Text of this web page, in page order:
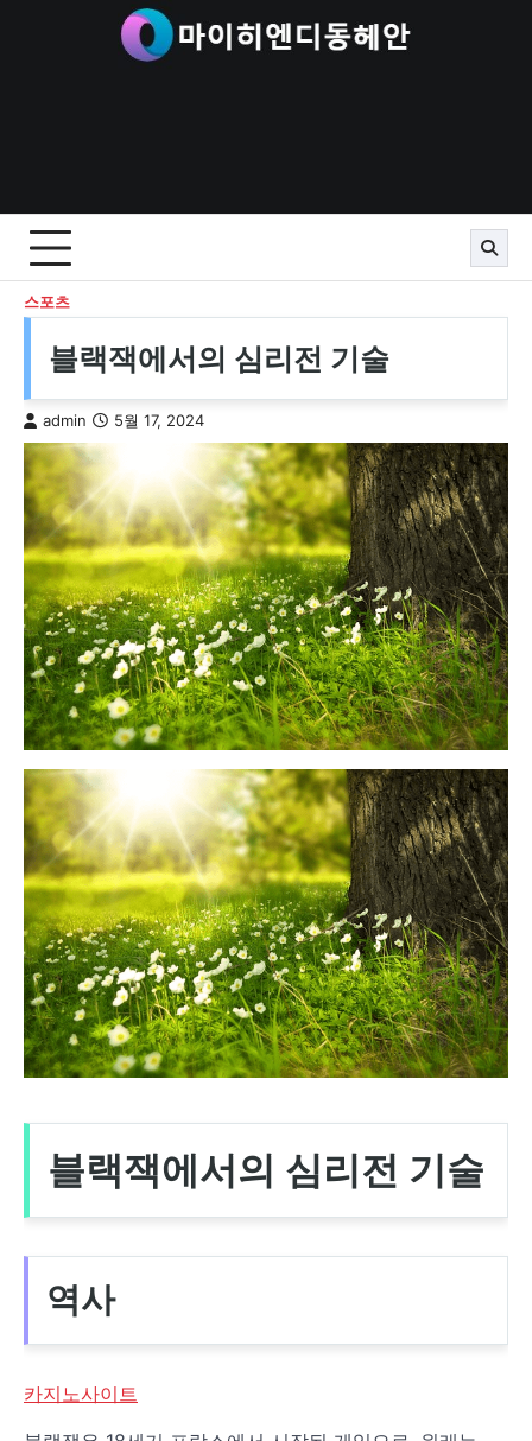
스포츠
블랙잭에서의 심리전 기술
admin 5월 17, 2024
블랙잭에서의 심리전 기술
역사
카지노사이트